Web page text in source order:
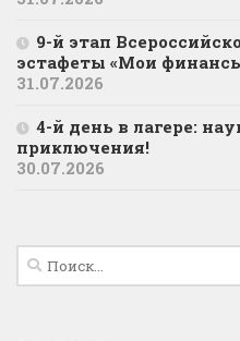
9-й этап
эстафеты «Мои
31.07.2026
4-й день в лагере:
приключения!
30.07.2026
Найти: